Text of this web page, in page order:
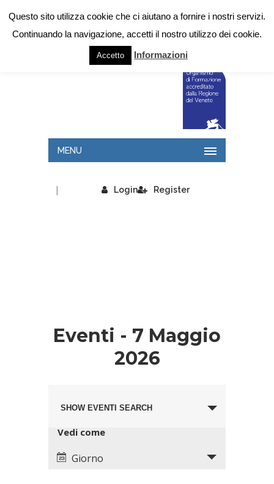
MENU
Login
| Register
Eventi - 7 Maggio
2026
and
Views
SHOW EVENTI SEARCH
Views
Vedi come
Giorno
Questo sito utilizza cookie che ci aiutano a fornire i nostri servizi.
Continuando la navigazione, accetti il nostro utilizzo dei cookie.
Accetto Informazioni